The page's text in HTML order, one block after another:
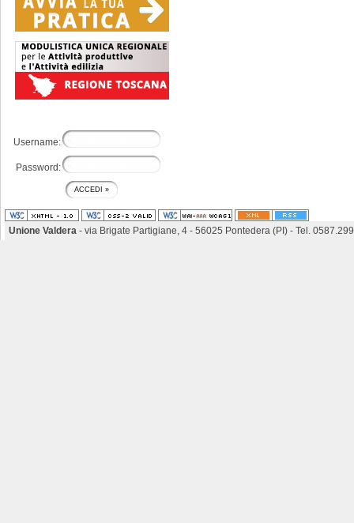
Username:
Password:
Unione Valdera - via Brigate Partigiane, 4 - 56025 Pontedera (PI) - Tel.